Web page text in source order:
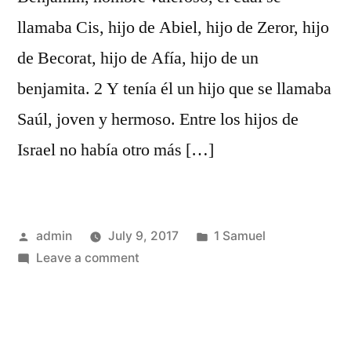
llamaba Cis, hijo de Abiel, hijo de Zeror, hijo
de Becorat, hijo de Afía, hijo de un
benjamita. 2 Y tenía él un hijo que se llamaba
Saúl, joven y hermoso. Entre los hijos de
Israel no había otro más […]
Posted
by
admin July 9, 2017
Posted
1 Samuel
Leave a commenton